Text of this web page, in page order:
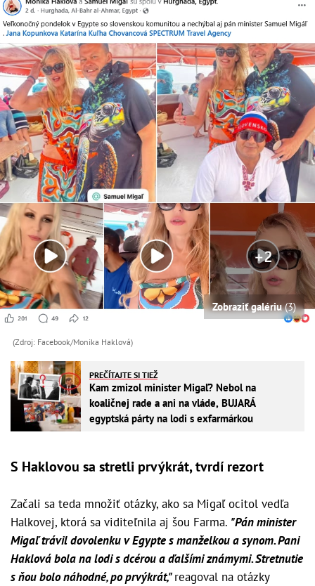
Zobraziť galériu(3)
(Zdroj: Facebook/Monika Haklová)
PREČÍTAJTE SI TIEŽ
Kam zmizol minister Migaľ? Nebol na
koaličnej rade a ani na vláde, BUJARÁ
egyptská párty na lodi s exfarmárkou
S Haklovou sa stretli prvýkrát, tvrdí rezort
Začali sa teda množiť otázky, ako sa Migaľ ocitol vedľa
Halkovej, ktorá sa viditeľnila aj šou Farma. "Pán minister
Migaľ trávil dovolenku v Egypte s manželkou a synom. Pani
Haklová bola na lodi s dcérou a ďalšími známymi. Stretnutie
s ňou bolo náhodné, po prvýkrát,"reagoval na otázky